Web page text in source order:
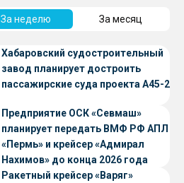
За неделю За месяц
Хабаровский судостроительный
завод планирует достроить
пассажирские суда проекта А45-2
Предприятие ОСК «Севмаш»
планирует передать ВМФ РФ АПЛ
«Пермь» и крейсер «Адмирал
Нахимов» до конца 2026 года
Ракетный крейсер «Варяг»